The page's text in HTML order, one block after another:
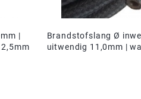
|
Brandstofslang Ø
uitwendig 11,0mm |